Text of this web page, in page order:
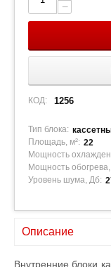
−
КОД: 1256
Тип блока:
Площадь, м²: 22
Мощность
Мощность обогрева,
Уровень шума, Дб:
Описание
Внутренние блоки